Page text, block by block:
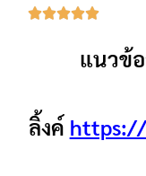
แนวข้
ลิ้งค์